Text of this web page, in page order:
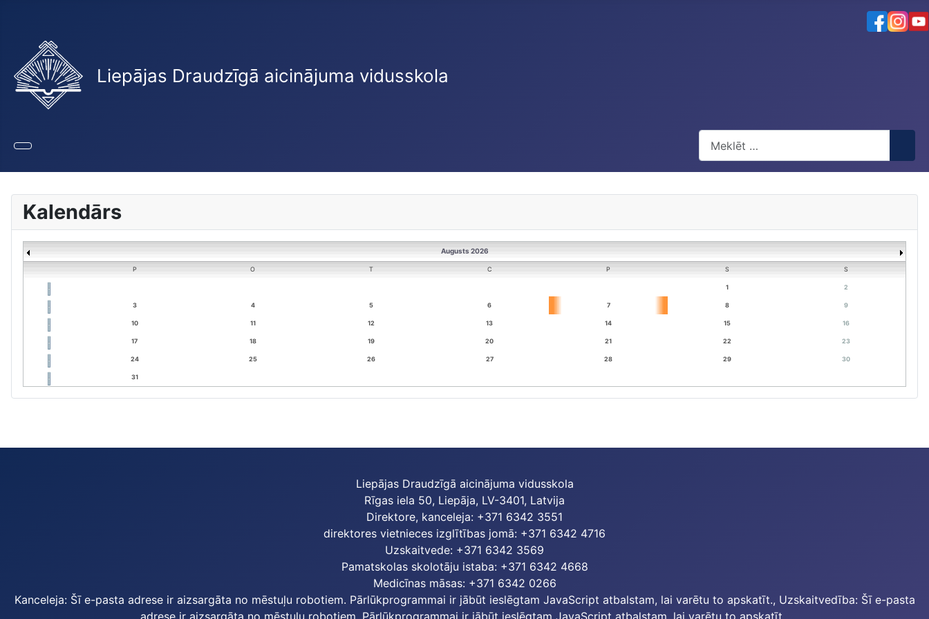
Liepājas Draudzīgā aicinājuma vidusskola
Kalendārs
Augusts 2026
P O T C P S S
1 2
3 4 5 6 7 8 9
10 11 12 13 14 15 16
17 18 19 20 21 22 23
24 25 26 27 28 29 30
31
Liepājas Draudzīgā aicinājuma vidusskola
Rīgas iela 50, Liepāja, LV-3401, Latvija
Direktore, kanceleja: +371 6342 3551
direktores vietnieces izglītības jomā: +371 6342 4716
Uzskaitvede: +371 6342 3569
Pamatskolas skolotāju istaba: +371 6342 4668
Medicīnas māsas: +371 6342 0266
Kanceleja: Šī e-pasta adrese ir aizsargāta no mēstuļu robotiem. Pārlūkprogrammai ir jābūt ieslēgtam JavaScript atbalstam, lai varētu to apskatīt., Uzskaitvedība: Šī e-pasta
adrese ir aizsargāta no mēstuļu robotiem. Pārlūkprogrammai ir jābūt ieslēgtam JavaScript atbalstam, lai varētu to apskatīt.